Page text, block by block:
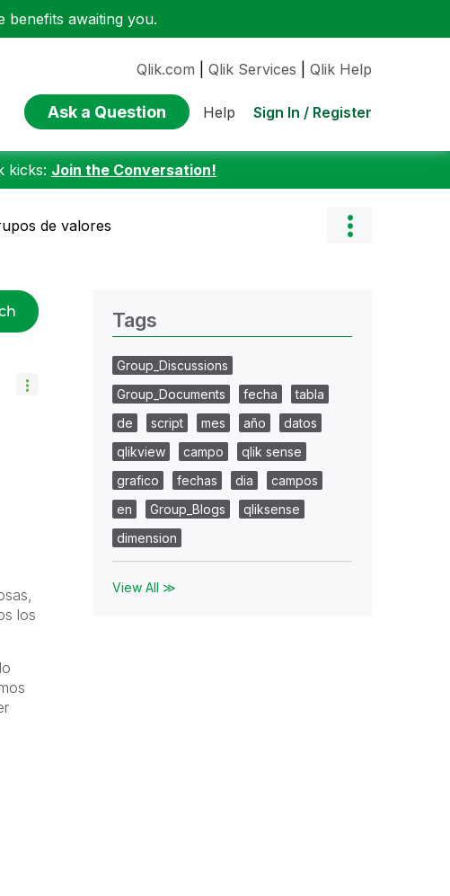
benefits awaiting you.
Qlik.com Qlik Services Qlik Help
Ask a Question Help Sign In / Register
kicks: Join the Conversation!
de valores
los
Tags
Group_Discussions
Group_Documents
fecha
tabla
de
script mes año
datos
qlikview
campo
qlik sense
grafico
fechas dia
campos
en
Group_Blogs
qliksense
dimension
View All ≫